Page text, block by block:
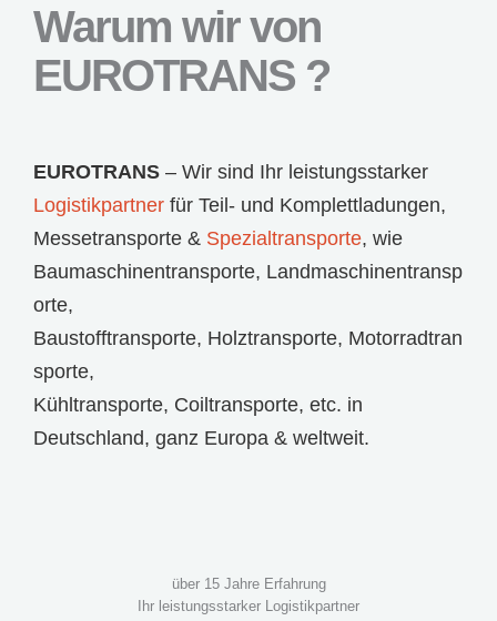
Warum wir von
EUROTRANS ?
EUROTRANS – Wir sind Ihr leistungsstarker
Logistikpartner für Teil- und Komplettladungen,
Messetransporte & Spezialtransporte, wie
Baumaschinentransporte, Landmaschinentransp
orte,
Baustofftransporte, Holztransporte, Motorradtran
sporte,
Kühltransporte, Coiltransporte, etc. in
Deutschland, ganz Europa & weltweit.
über 15 Jahre Erfahrung
Ihr leistungsstarker Logistikpartner